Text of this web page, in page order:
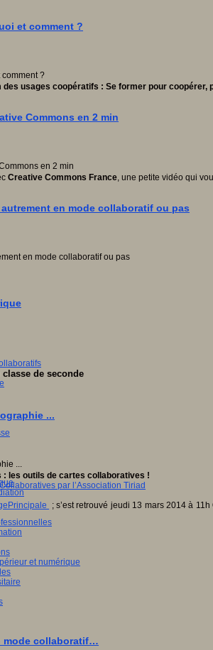
et numérique
et comment ?
des usages coopératifs : Se former pour coopérer,
Commons en 2 min
Creative Commons France, une petite vidéo qui
en mode collaboratif ou pas
de seconde
...
les outils de cartes collaboratives !
par l’Association Tiriad
; s’est retrouvé jeudi 13 mars 2014 à
mode collaboratif…